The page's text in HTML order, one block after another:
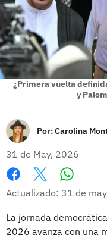
¿Primera vuelta
y
Por:Carolina
31 de May, 2026
Facebook
X
Actualizado: 31 de
La jornada
2026 avanza con una